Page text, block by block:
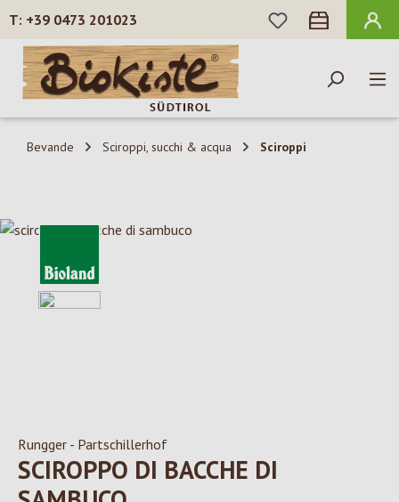
Passa al contenuto principale
+39 0473 201023
HAI 0 ARTICOLI
Bevande Sciroppi, succhi & acqua Sciroppi
Salta la galleria di immagini
Rungger - Partschillerhof
SCIROPPO DI BACCHE DI